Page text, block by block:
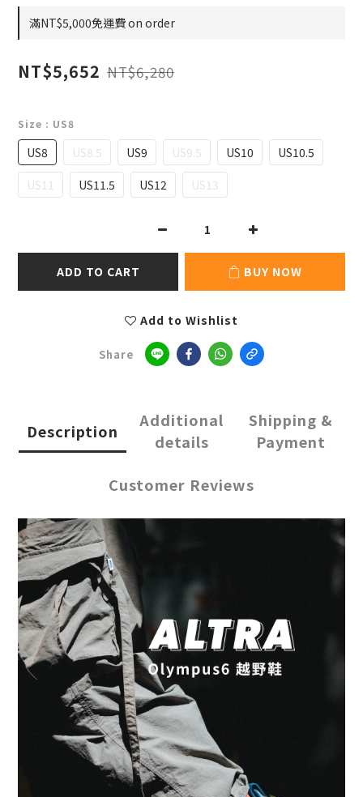
滿NT$5,000免運費 on order
NT$5,652 NT$6,280
Size : US8
US8 US8.5 US9 US9.5 US10
US10.5
US11
US11.5 US12 US13
ADD TO CART BUY NOW
Add to Wishlist
Share
Description
Additional
details
Shipping &
Payment
Customer Reviews